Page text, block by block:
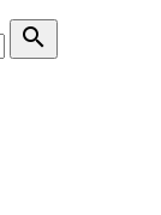
search